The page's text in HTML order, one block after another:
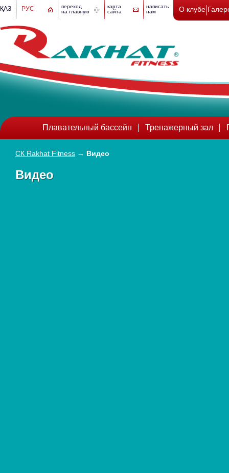
переход
на главную
карта
сайта
написать
нам
ҚАЗ РУС О клубе
Плавательный бассейн Тренажерный зал
СК Rakhat Fitness → Видео
Видео